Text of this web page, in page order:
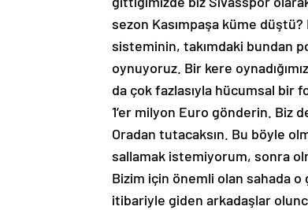
sezon Kasımpaşa küme
sisteminin, takımdaki bundan
oynuyoruz. Bir kere
da çok fazlasıyla hücumsal bir
1’er milyon Euro gönderin. Biz
Oradan tutacaksın. Bu böyle
sallamak istemiyorum, sonra
Bizim için önemli olan sahada o
itibariyle giden arkadaşlar